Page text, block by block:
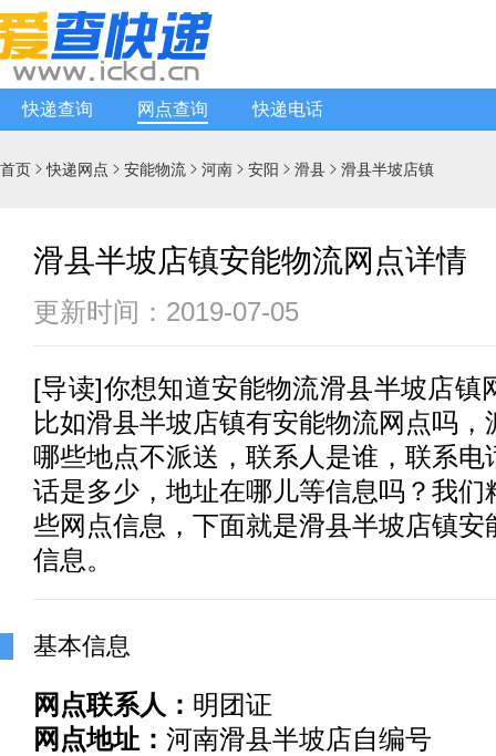
快递查询 网点查询 快递电话
首页 快递网点  安能物流  河南  安阳  滑县  滑县半坡店镇
滑县半坡店镇安能物流网点详情
更新时间：2019-07-05
[导读]你想知道安能物流滑县半坡店镇
比如滑县半坡店镇有安能物流网点吗，
哪些地点不派送，联系人是谁，联系电
话是多少，地址在哪儿等信息吗？我们
些网点信息，下面就是滑县半坡店镇安
信息。
基本信息
网点联系人： 明团证
网点地址： 河南滑县半坡店自编号